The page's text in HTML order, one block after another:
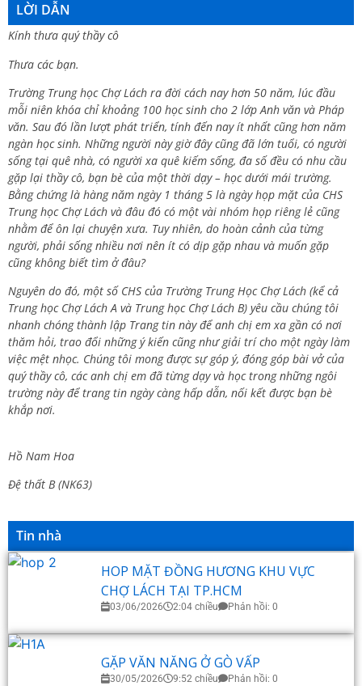
LỜI DẪN
Kính thưa quý thầy cô
Thưa các bạn.
Trường Trung học Chợ Lách ra đời cách nay hơn 50 năm, lúc đầu
mỗi niên khóa chỉ khoảng 100 học sinh cho 2 lớp Anh văn và Pháp
văn. Sau đó lần lượt phát triển, tính đến nay ít nhất cũng hơn năm
ngàn học sinh. Những người này giờ đây cũng đã lớn tuổi, có người
sống tại quê nhà, có người xa quê kiếm sống, đa số đều có nhu cầu
gặp lại thầy cô, bạn bè của một thời dạy – học dưới mái trường.
Bằng chứng là hàng năm ngày 1 tháng 5 là ngày họp mặt của CHS
Trung học Chợ Lách và đâu đó có một vài nhóm họp riêng lẻ cũng
nhằm để ôn lại chuyện xưa. Tuy nhiên, do hoàn cảnh của từng
người, phải sống nhiều nơi nên ít có dịp gặp nhau và muốn gặp
cũng không biết tìm ở đâu?
Nguyên do đó, một số CHS của Trường Trung Học Chợ Lách (kể cả
Trung học Chợ Lách A và Trung học Chợ Lách B) yêu cầu chúng tôi
nhanh chóng thành lập Trang tin này để anh chị em xa gần có nơi
thăm hỏi, trao đổi những ý kiến cũng như giải trí cho một ngày làm
việc mệt nhọc. Chúng tôi mong được sự góp ý, đóng góp bài vở của
quý thầy cô, các anh chị em đã từng dạy và học trong những ngôi
trường này để trang tin ngày càng hấp dẫn, nối kết được bạn bè
khắp nơi.
Hồ Nam Hoa
Đệ thất B (NK63)
Tin nhà
HOP MẶT ĐỒNG HƯƠNG KHU VỰC
CHỢ LÁCH TẠI TP.HCM
03/06/2026 2:04 chiều Phản hồi: 0
GẶP VĂN NĂNG Ở GÒ VẤP
30/05/2026 9:52 chiều Phản hồi: 0